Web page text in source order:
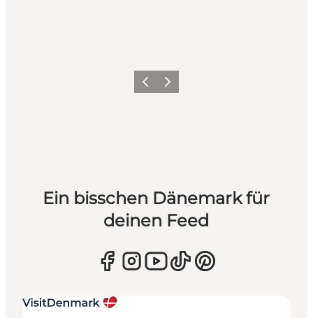
ZurückWeiter
Ein bisschen Dänemark für
deinen Feed